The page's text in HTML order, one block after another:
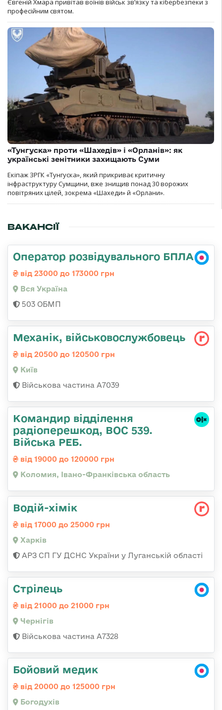
Євгеній Хмара привітав воїнів військ зв’язку та кібербезпеки з
професійним святом.
«Тунгуска» проти «Шахедів» і «Орланів»: як
українські зенітники захищають Суми
Екіпаж ЗРГК «Тунгуска», який прикриває критичну
інфраструктуру Сумщини, вже знищив понад 30 ворожих
повітряних цілей, зокрема «Шахеди» й «Орлани».
ВАКАНСІЇ
Оператор розвідувального БПЛА
від 23000 до 173000 грн
Вся Україна
503 ОБМП
Механік, військовослужбовець
від 20500 до 120500 грн
Київ
Військова частина А7039
Командир відділення
радіоперешкод, ВОС 539.
Війська РЕБ.
від 19000 до 120000 грн
Коломия, Івано-Франківська область
Водій-хімік
від 17000 до 25000 грн
Харків
АРЗ СП ГУ ДСНС України у Луганській області
Стрілець
від 21000 до 21000 грн
Чернігів
Військова частина А7328
Бойовий медик
від 20000 до 125000 грн
Богодухів